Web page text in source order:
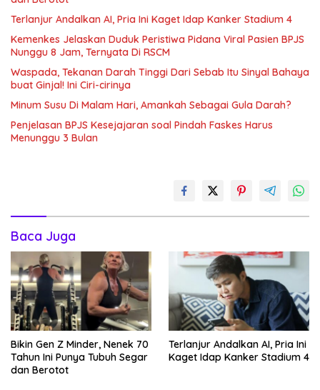
Terlanjur Andalkan AI, Pria Ini Kaget Idap Kanker Stadium 4
Kemenkes Jelaskan Duduk Peristiwa Pidana Viral Pasien BPJS
Nunggu 8 Jam, Ternyata Di RSCM
Waspada, Tekanan Darah Tinggi Dari Sebab Itu Sinyal Bahaya
buat Ginjal! Ini Ciri-cirinya
Minum Susu Di Malam Hari, Amankah Sebagai Gula Darah?
Penjelasan BPJS Kesejajaran soal Pindah Faskes Harus
Menunggu 3 Bulan
Baca Juga
Bikin Gen Z Minder, Nenek 70
Tahun Ini Punya Tubuh Segar
dan Berotot
Terlanjur Andalkan AI, Pria Ini
Kaget Idap Kanker Stadium 4